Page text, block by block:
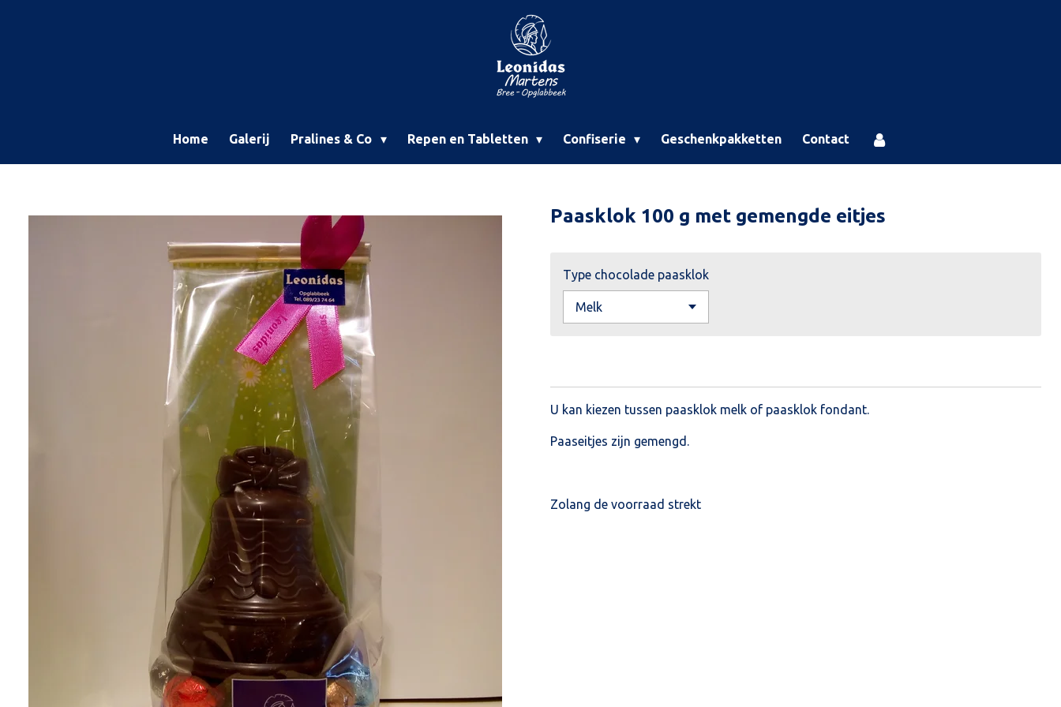
Home Galerij Pralines & Co Repen en Tabletten Confiserie Geschenkpakketten Contact
Paasklok 100 g met gemengde eitjes
Type chocolade paasklok
U kan kiezen tussen paasklok melk of paasklok fondant.
Paaseitjes zijn gemengd.
Zolang de voorraad strekt